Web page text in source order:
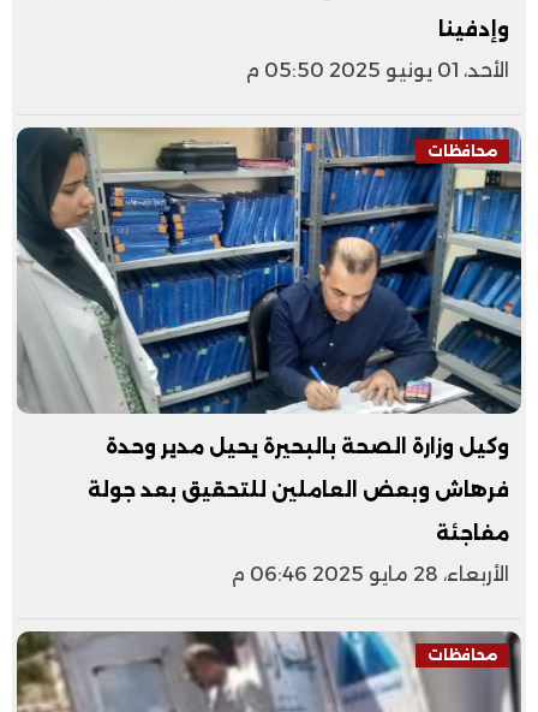
وإدفينا
الأحد، 01 يونيو 2025 05:50 م
محافظات
وكيل وزارة الصحة بالبحيرة يحيل مدير وحدة
فرهاش وبعض العاملين للتحقيق بعد جولة
مفاجئة
الأربعاء، 28 مايو 2025 06:46 م
محافظات